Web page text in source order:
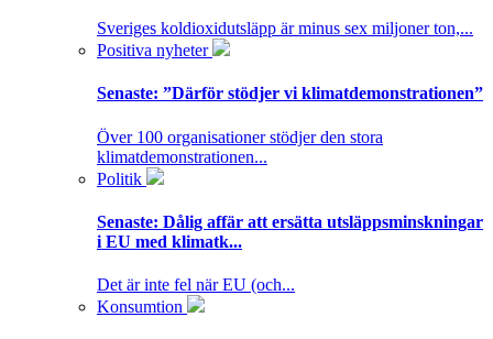
Sveriges koldioxidutsläpp är minus sex miljoner ton,...
Positiva nyheter
Senaste: ”Därför stödjer vi klimatdemonstrationen”
Över 100 organisationer stödjer den stora
klimatdemonstrationen...
Politik
Senaste: Dålig affär att ersätta utsläppsminskningar
i EU med klimatk...
Det är inte fel när EU (och...
Konsumtion